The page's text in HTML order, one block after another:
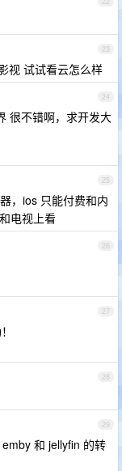
23
视 试试看云怎么样
24
很不错啊，求开发大
25
，ios 只能付费和内
电视上看
26
27
28
29
和 jellyfin 的转